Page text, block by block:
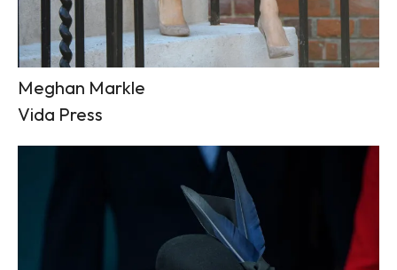
Meghan Markle
Vida Press